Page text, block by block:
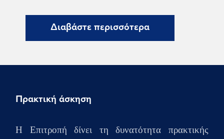
Διαβάστε περισσότερα
Πρακτική άσκηση
Η Επιτροπή δίνει τη δυνατότητα πρακτικής